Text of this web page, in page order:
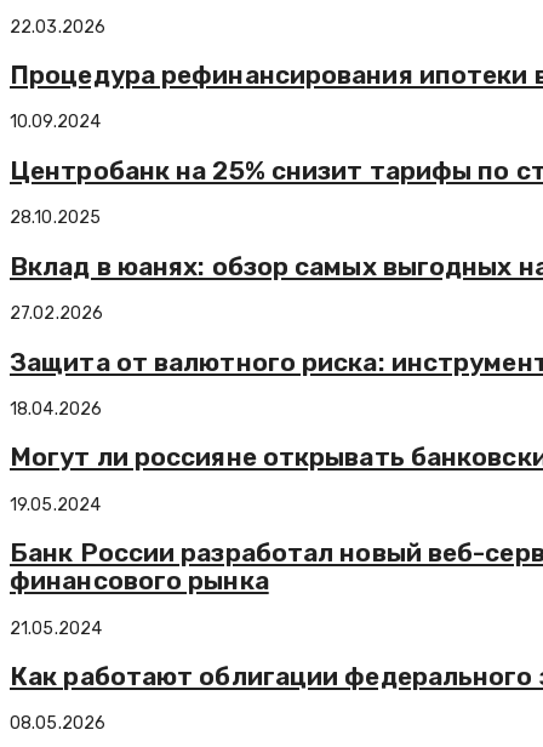
22.03.2026
Процедура рефинансирования ипотеки
10.09.2024
Центробанк на 25% снизит тарифы по
28.10.2025
Вклад в юанях: обзор самых выгодных
27.02.2026
Защита от валютного риска:
18.04.2026
Могут ли россияне открывать
19.05.2024
Банк России разработал новый веб-
финансового рынка
21.05.2024
Как работают облигации
08.05.2026